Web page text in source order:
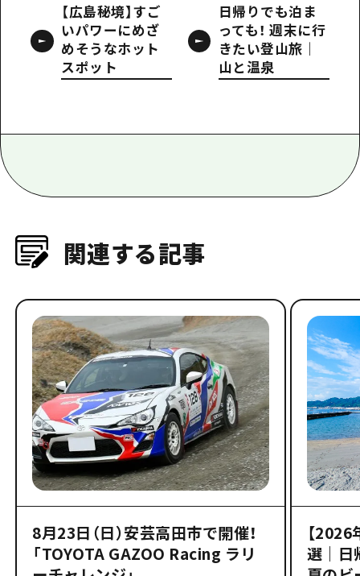
【広島秘境】すご
いパワーにめざ
めそうなホット
スポット
日帰りでも泊ま
っても！ 週末に行
きたい登山旅｜
山と温泉
関連する記事
8月23日（日）安芸高田市で開催！
「TOYOTA GAZOO Racing ラリ
【
選｜日